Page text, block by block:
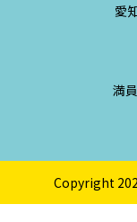
愛
満
Copyright